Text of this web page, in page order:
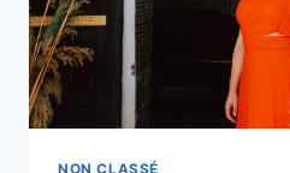
NON CLASSÉ